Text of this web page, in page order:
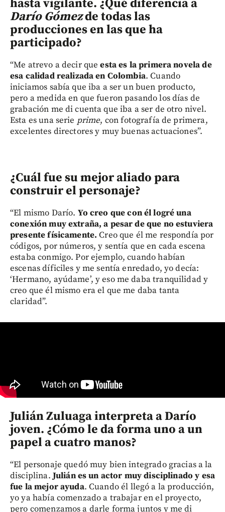
hasta vigilante. ¿Qué diferencia a
Darío Gómezde todas las
producciones en las que ha
participado?
“Me atrevo a decir queesta es la primera novela de
esa calidad realizada en Colombia. Cuando
iniciamos sabía que iba a ser un buen producto,
pero a medida en que fueron pasando los días de
grabación me di cuenta que iba a ser de otro nivel.
Esta es una serie prime, con fotografía de primera,
excelentes directores y muy buenas actuaciones”.
¿Cuál fue su mejor aliado para
construir el personaje?
“El mismo Darío. Yo creo que con él logré una
conexión muy extraña, a pesar de que no estuviera
presente físicamente. Creo que él me respondía por
códigos, por números, y sentía que en cada escena
estaba conmigo. Por ejemplo, cuando habían
escenas díficiles y me sentía enredado, yo decía:
‘Hermano, ayúdame’, y eso me daba tranquilidad y
creo que él mismo era el que me daba tanta
claridad”.
Julián Zuluaga interpreta a Darío
joven. ¿Cómo le da forma uno a un
papel a cuatro manos?
“El personaje quedó muy bien integrado gracias a la
disciplina.Julián es un actor muy disciplinado y esa
fue la mejor ayuda. Cuando él llegó a la producción,
yo ya había comenzado a trabajar en el proyecto,
pero comenzamos a darle forma juntos y me di